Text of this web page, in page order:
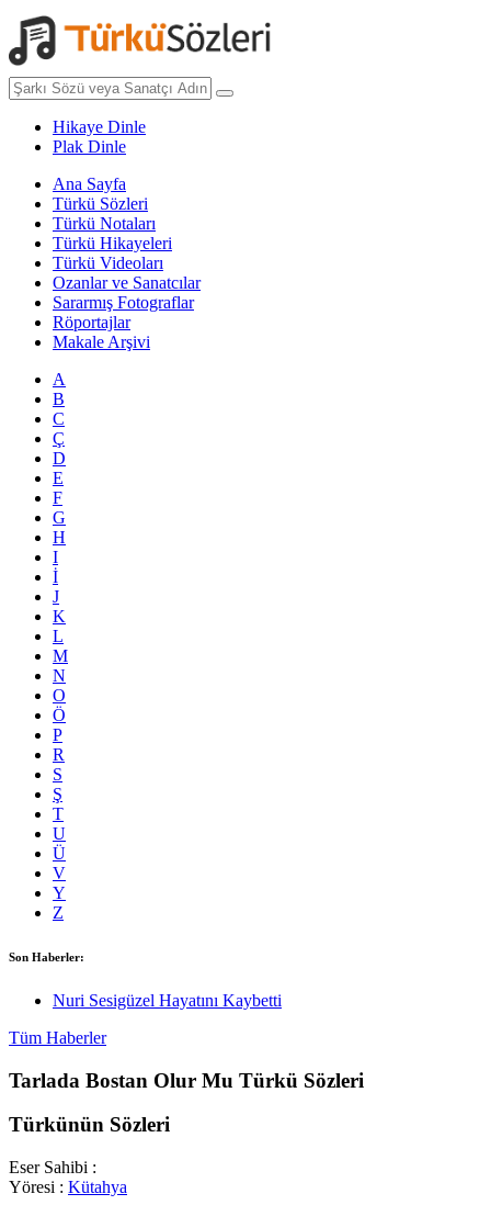
Hikaye Dinle
Plak Dinle
Ana Sayfa
Türkü Sözleri
Türkü Notaları
Türkü Hikayeleri
Türkü Videoları
Ozanlar ve Sanatcılar
Sararmış Fotograflar
Röportajlar
Makale Arşivi
A
B
C
Ç
D
E
F
G
H
I
İ
J
K
L
M
N
O
Ö
P
R
S
Ş
T
U
Ü
V
Y
Z
Son Haberler:
Nuri Sesigüzel Hayatını Kaybetti
Tüm Haberler
Tarlada Bostan Olur Mu Türkü Sözleri
Türkünün Sözleri
Eser Sahibi :
Yöresi : Kütahya